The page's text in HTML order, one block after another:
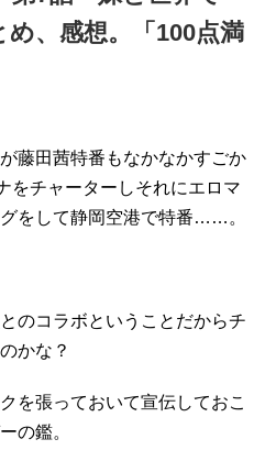
、感想。「100点満
藤田茜特番もなかなかすごか
をチャーターしそれにエロマ
をして静岡空港で特番……。
とのコラボということだからチ
かな？
を張っておいて宣伝しておこ
の鑑。